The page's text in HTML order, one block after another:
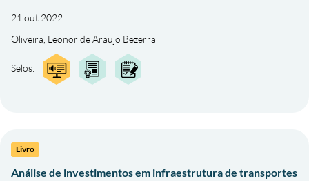
21 out 2022
Oliveira, Leonor de Araujo Bezerra
Selos:
Livro
Análise de investimentos em infraestrutura de transportes